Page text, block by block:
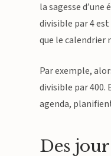
la sagesse
divisible par 4
que le calendrier
Par exemple,
divisible par 400.
agenda,
Des